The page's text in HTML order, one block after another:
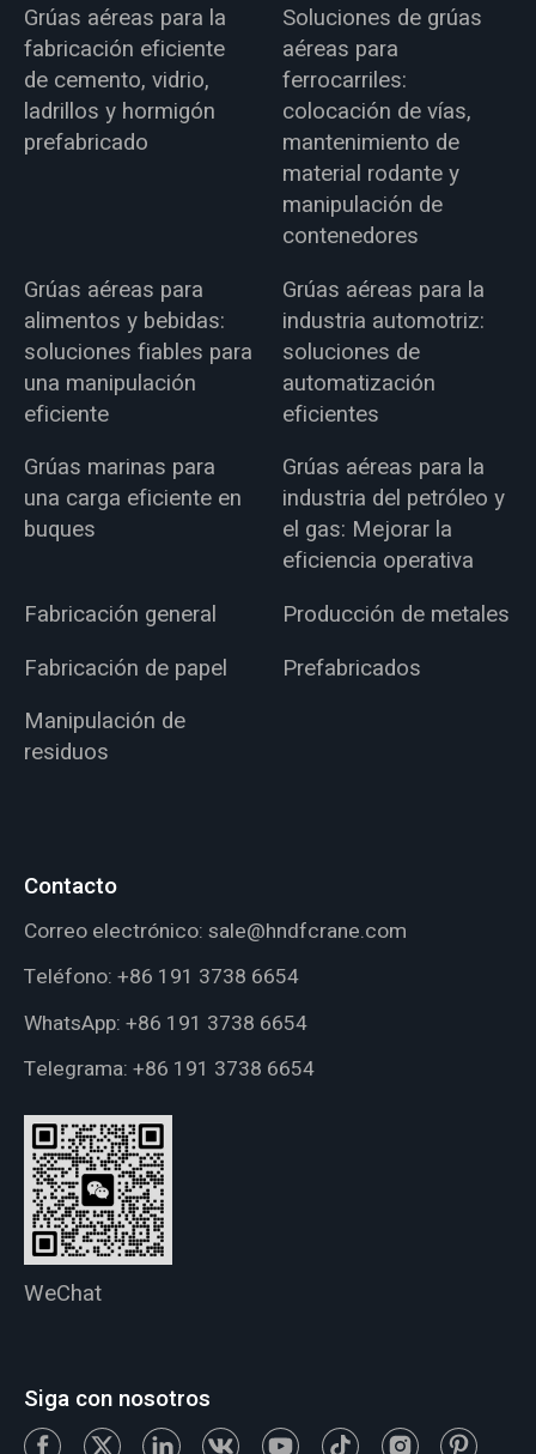
Grúas aéreas para la
fabricación eficiente
de cemento, vidrio,
ladrillos y hormigón
prefabricado
Soluciones de grúas
aéreas para
ferrocarriles:
colocación de vías,
mantenimiento de
material rodante y
manipulación de
contenedores
Grúas aéreas para
alimentos y bebidas:
soluciones fiables para
una manipulación
eficiente
Grúas aéreas para la
industria automotriz:
soluciones de
automatización
eficientes
Grúas marinas para
una carga eficiente en
buques
Grúas aéreas para la
industria del petróleo y
el gas: Mejorar la
eficiencia operativa
Fabricación general
Producción de metales
Fabricación de papel
Prefabricados
Manipulación de
residuos
Contacto
Correo electrónico: sale@hndfcrane.com
Teléfono: +86 191 3738 6654
WhatsApp: +86 191 3738 6654
Telegrama: +86 191 3738 6654
WeChat
Siga con nosotros